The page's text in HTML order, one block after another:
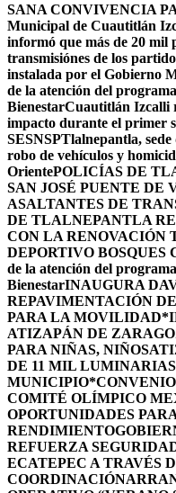
SANA CONVIVENCIA
Municipal de Cuautitlán
informó que más de 20 mil
transmisiónes de los
instalada por el Gobierno
de la atención del
BienestarCuautitlán Izcalli
impacto durante el primer
SESNSPTlalnepantla,
robo de vehículos y
OrientePOLICÍAS DE
SAN JOSÉ PUENTE DE
ASALTANTES DE
DE TLALNEPANTLA
CON LA RENOVACIÓN
DEPORTIVO BOSQUES
de la atención del
BienestarINAUGURA
REPAVIMENTACIÓN
PARA LA MOVILIDAD
ATIZAPÁN DE
PARA NIÑAS, NIÑOS
DE 11 MIL
MUNICIPIO*
COMITÉ OLÍMPICO
OPORTUNIDADES
RENDIMIENTO
REFUERZA
ECATEPEC A TRAVÉS
COORDINACIÓN